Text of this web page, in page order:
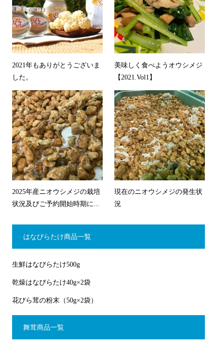
2021年もありがとうございま
した。
美味しく食べようオウシメジ
【2021.Vol1】
2025年産ニオウシメジの栽培
状況及びご予約開始時期に...
現在のニオウシメジの発生状
況
はなびらたけ商品一覧
生鮮はなびらたけ500g
乾燥はなびらたけ40g×2袋
花びら茸の粉末（50g×2袋）
舞茸商品一覧